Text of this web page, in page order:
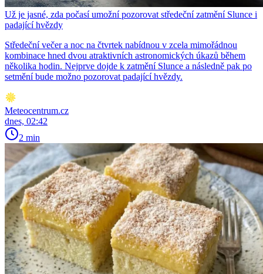
Už je jasné, zda počasí umožní pozorovat středeční zatmění Slunce i
padající hvězdy
Středeční večer a noc na čtvrtek nabídnou v zcela mimořádnou
kombinace hned dvou atraktivních astronomických úkazů během
několika hodin. Nejprve dojde k zatmění Slunce a následně pak po
setmění bude možno pozorovat padající hvězdy.
Meteocentrum.cz
dnes, 02:42
2 min